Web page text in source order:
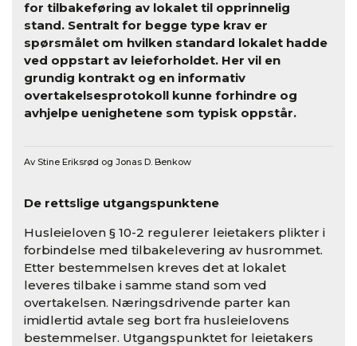
for tilbakeføring av lokalet til opprinnelig
stand. Sentralt for begge type krav er
spørsmålet om hvilken standard lokalet hadde
ved oppstart av leieforholdet. Her vil en
grundig kontrakt og en informativ
overtakelsesprotokoll kunne forhindre og
avhjelpe uenighetene som typisk oppstår.
Av Stine Eriksrød og Jonas D. Benkow
De rettslige utgangspunktene
Husleieloven § 10-2 regulerer leietakers plikter i
forbindelse med tilbakelevering av husrommet.
Etter bestemmelsen kreves det at lokalet
leveres tilbake i samme stand som ved
overtakelsen. Næringsdrivende parter kan
imidlertid avtale seg bort fra husleielovens
bestemmelser. Utgangspunktet for leietakers